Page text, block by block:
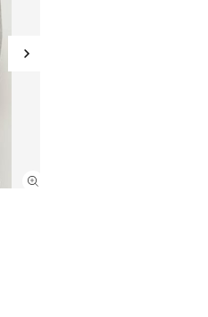
Zobacz szczegóły
Przesuń w prawo